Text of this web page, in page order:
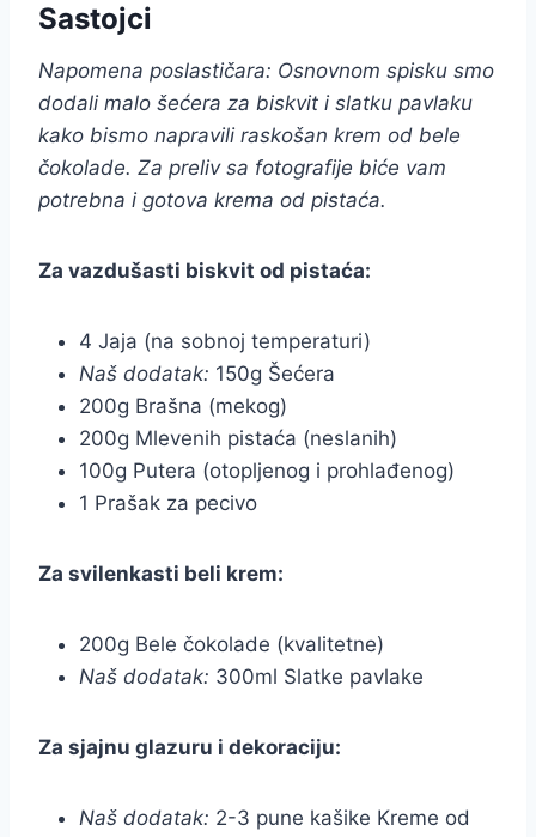
Sastojci
Napomena poslastičara: Osnovnom spisku smo
dodali malo šećera za biskvit i slatku pavlaku
kako bismo napravili raskošan krem od bele
čokolade. Za preliv sa fotografije biće vam
potrebna i gotova krema od pistaća.
Za vazdušasti biskvit od pistaća:
4 Jaja (na sobnoj temperaturi)
Naš dodatak: 150g Šećera
200g Brašna (mekog)
200g Mlevenih pistaća (neslanih)
100g Putera (otopljenog i prohlađenog)
1 Prašak za pecivo
Za svilenkasti beli krem:
200g Bele čokolade (kvalitetne)
Naš dodatak: 300ml Slatke pavlake
Za sjajnu glazuru i dekoraciju:
Naš dodatak: 2-3 pune kašike Kreme od